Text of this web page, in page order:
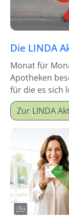
Die LINDA
Monat für
Apotheken
für die es sich
Zur LINDA